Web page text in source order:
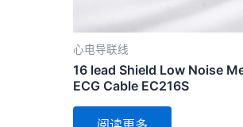
心电导联线
16 lead Shield Low Noise
ECG Cable EC216S